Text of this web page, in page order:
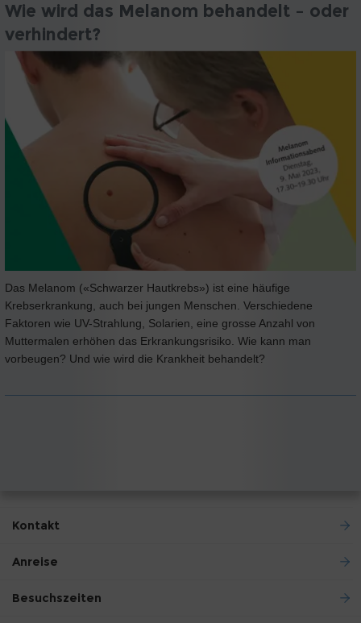
Wie wird das Melanom behandelt – oder
verhindert?
Das Melanom («Schwarzer Hautkrebs») ist eine häufige
Krebserkrankung, auch bei jungen Menschen. Verschiedene
Faktoren wie UV-Strahlung, Solarien, eine grosse Anzahl von
Muttermalen erhöhen das Erkrankungsrisiko. Wie kann man
vorbeugen? Und wie wird die Krankheit behandelt?
Kontakt
Anreise
Besuchszeiten